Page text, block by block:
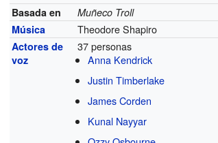
Basada en
Muñeco Troll
Música
Theodore Shapiro
Actores de
voz
37 personas
Anna Kendrick
Justin Timberlake
James Corden
Kunal Nayyar